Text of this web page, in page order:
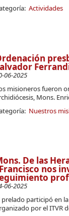
Actividades
06-2025
misioneros fueron
Mons.
Nuestros
De las
nos
06-2025
prelado participó en
por el ITVR